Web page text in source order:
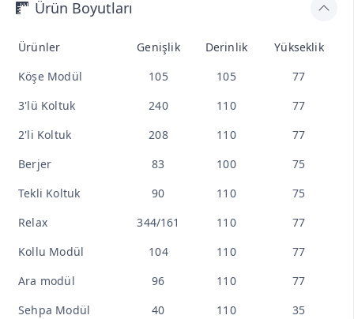
Ürün Boyutları
Ürünler Genişlik Derinlik
Yükseklik
Köşe Modül
105 105
77
3'lü Koltuk
240 110
77
2'li Koltuk
208 110
77
Berjer
83 100
75
Tekli Koltuk
90 110
75
Relax
344/161 110
77
Kollu Modül
104 110
77
Ara modül
96 110
77
Sehpa Modül
40 110
35